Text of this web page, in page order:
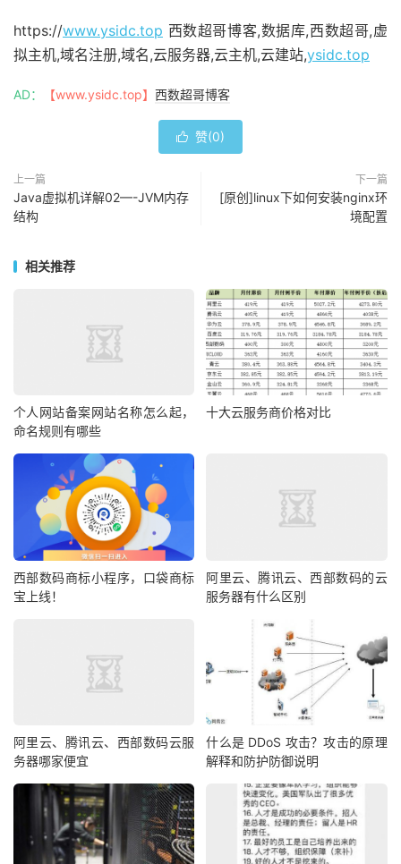
https://www.ysidc.top 西数超哥博客,数据库,西数超哥,虚
拟主机,域名注册,域名,云服务器,云主机,云建站,ysidc.top
AD： 【www.ysidc.top】 西数超哥博客
 赞(0)
上一篇
Java虚拟机详解02—-JVM内存
结构
下一篇
[原创]linux下如何安装nginx环
境配置
相关推荐
个人网站备案网站名称怎么起，
命名规则有哪些
十大云服务商价格对比
西部数码商标小程序，口袋商标
宝上线！
阿里云、腾讯云、西部数码的云
服务器有什么区别
阿里云、腾讯云、西部数码云服
务器哪家便宜
什么是 DDoS 攻击？攻击的原理
解释和防护防御说明